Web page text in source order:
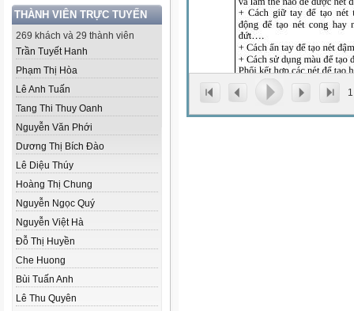
THÀNH VIÊN TRỰC TUYẾN
269 khách và 29 thành viên
Trần Tuyết Hanh
Phạm Thị Hòa
Lê Anh Tuấn
Tang Thi Thuy Oanh
Nguyễn Văn Phới
Dương Thị Bích Đào
Lê Diệu Thúy
Hoàng Thị Chung
Nguyễn Ngọc Quý
Nguyễn Việt Hà
Đỗ Thị Huyền
Che Huong
Bùi Tuấn Anh
Lê Thu Quyên
1